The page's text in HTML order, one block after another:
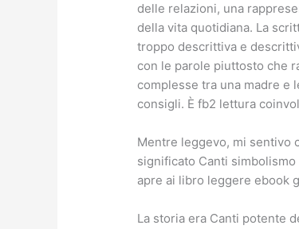
delle relazioni, una
della vita quotidiana. La
troppo descrittiva e
con le parole piuttosto che
complesse tra una madre e
consigli. È fb2 lettura
Mentre leggevo, mi sentivo
significato Canti
apre ai libro leggere ebook
La storia era Canti potente